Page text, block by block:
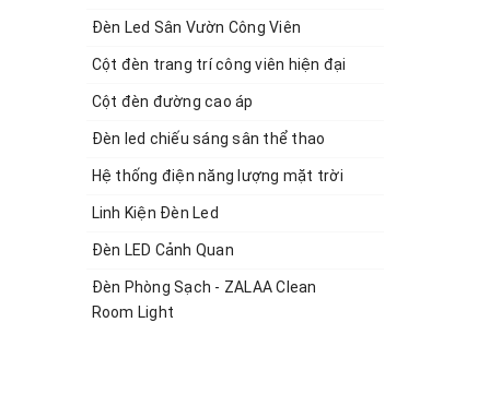
Đèn Led Sân Vườn Công Viên
Cột đèn trang trí công viên hiện đại
Cột đèn đường cao áp
Đèn led chiếu sáng sân thể thao
Hệ thống điện năng lượng mặt trời
Linh Kiện Đèn Led
Đèn LED Cảnh Quan
Đèn Phòng Sạch - ZALAA Clean
Room Light